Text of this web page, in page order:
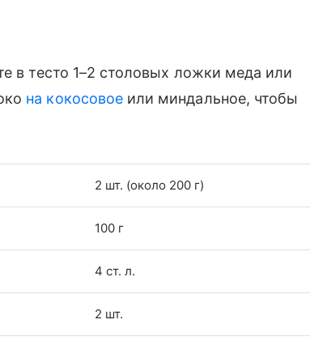
в тесто 1–2 столовых ложки меда или
на кокосовоеили миндальное, чтобы
2 шт. (около 200 г)
100 г
4 ст. л.
2 шт.